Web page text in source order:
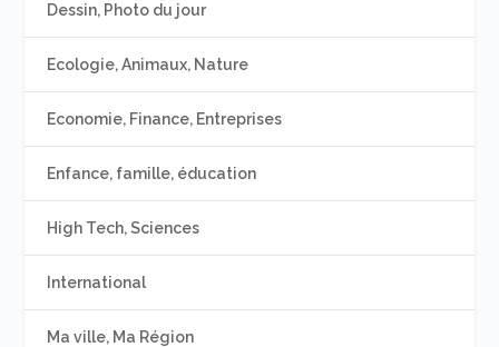
Dessin, Photo du jour
Ecologie, Animaux, Nature
Economie, Finance, Entreprises
Enfance, famille, éducation
High Tech, Sciences
International
Ma ville, Ma Région